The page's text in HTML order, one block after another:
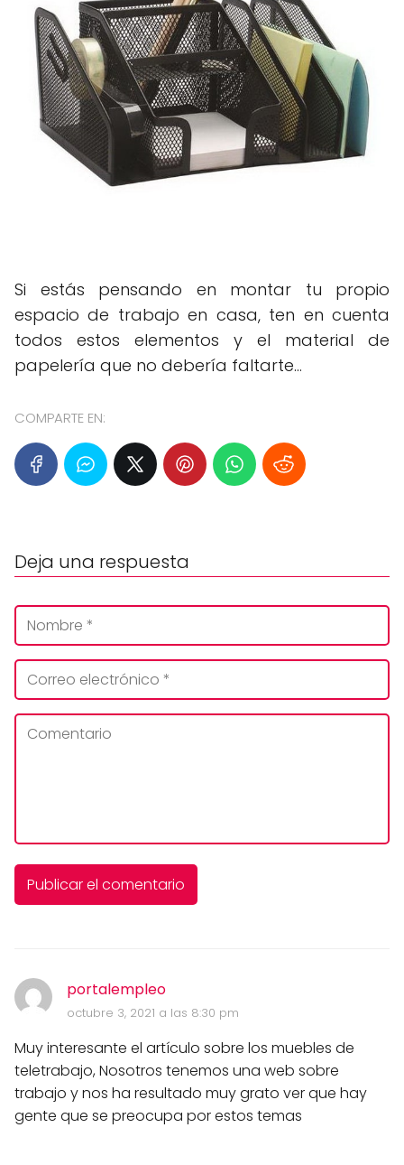
Si estás pensando en montar tu propio
espacio de trabajo en casa, ten en cuenta
todos estos elementos y el material de
papelería que no debería faltarte...
COMPARTE EN:
portalempleo
octubre 3, 2021 a las 8:30 pm
Muy interesante el artículo sobre los muebles de
teletrabajo, Nosotros tenemos una web sobre
trabajo y nos ha resultado muy grato ver que hay
gente que se preocupa por estos temas
Deja una respuesta